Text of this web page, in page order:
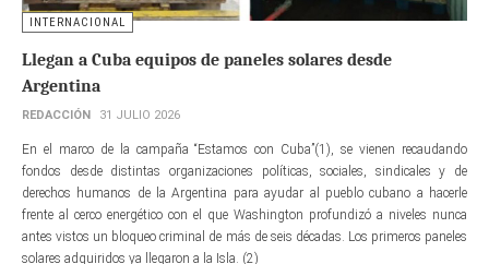
INTERNACIONAL
Llegan a Cuba equipos de paneles solares desde
Argentina
REDACCIÓN 31 JULIO 2026
En el marco de la campaña “Estamos con Cuba”(1), se vienen recaudando
fondos desde distintas organizaciones políticas, sociales, sindicales y de
derechos humanos de la Argentina para ayudar al pueblo cubano a hacerle
frente al cerco energético con el que Washington profundizó a niveles nunca
antes vistos un bloqueo criminal de más de seis décadas. Los primeros paneles
solares adquiridos ya llegaron a la Isla. (2)